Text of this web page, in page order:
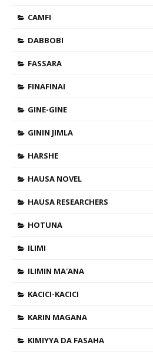
CAMFI
DABBOBI
FASSARA
FINAFINAI
GINE-GINE
GININ JIMLA
HARSHE
HAUSA NOVEL
HAUSA RESEARCHERS
HOTUNA
ILIMI
ILIMIN MA'ANA
KACICI-KACICI
KARIN MAGANA
KIMIYYA DA FASAHA